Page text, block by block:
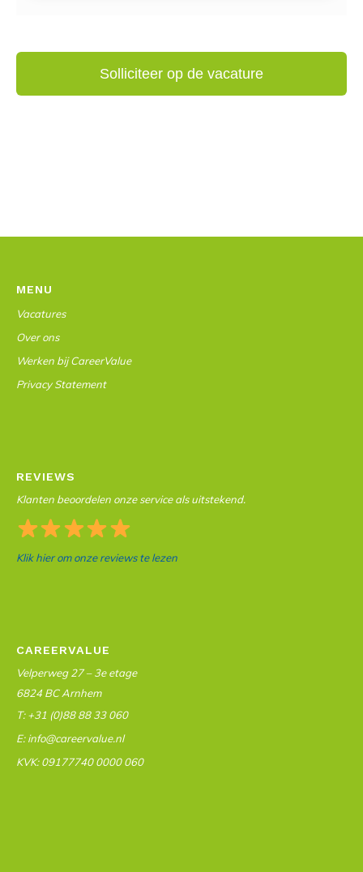
MENU
Vacatures
Over ons
Werken bij CareerValue
Privacy Statement
REVIEWS
Klanten beoordelen onze service als uitstekend.
Klik hier om onze reviews te lezen
CAREERVALUE
Velperweg 27 – 3e etage
6824 BC Arnhem
T: +31 (0)88 88 33 060
E: info@careervalue.nl
KVK: 09177740 0000 060